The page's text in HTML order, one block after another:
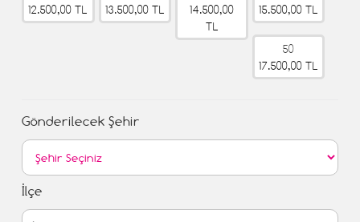
12.500,00 TL
13.500,00 TL
14.500,00
TL
15.500,00 TL
50
17.500,00 TL
Gönderilecek Şehir
İlçe